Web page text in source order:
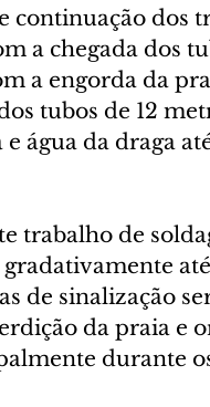
continuação dos
a chegada dos
a engorda da
tubos de 12
e água da draga
trabalho de
de sinalização
da praia e
durante